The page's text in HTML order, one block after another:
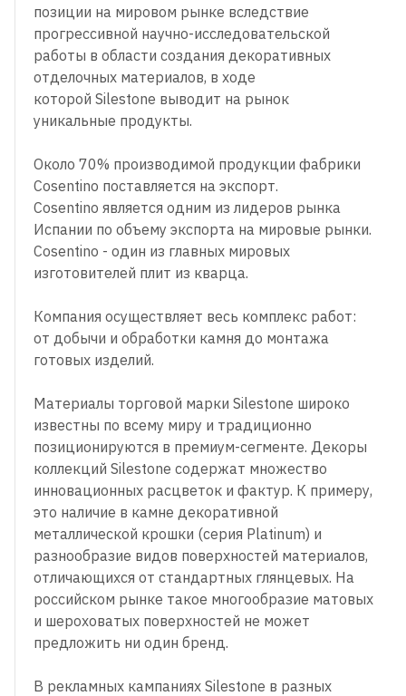
позиции на мировом рынке вследствие
прогрессивной научно-исследовательской
работы в области создания декоративных
отделочных материалов, в ходе
которой Silestone выводит на рынок
уникальные продукты.
Около 70% производимой продукции фабрики
Cosentino поставляется на экспорт.
Cosentino является одним из лидеров рынка
Испании по объему экспорта на мировые рынки.
Cosentino - один из главных мировых
изготовителей плит из кварца.
Компания осуществляет весь комплекс работ:
от добычи и обработки камня до монтажа
готовых изделий.
Материалы торговой марки Silestone широко
известны по всему миру и традиционно
позиционируются в премиум-сегменте. Декоры
коллекций Silestone содержат множество
инновационных расцветок и фактур. К примеру,
это наличие в камне декоративной
металлической крошки (серия Platinum) и
разнообразие видов поверхностей материалов,
отличающихся от стандартных глянцевых. На
российском рынке такое многообразие матовых
и шероховатых поверхностей не может
предложить ни один бренд.
В рекламных кампаниях Silestone в разных